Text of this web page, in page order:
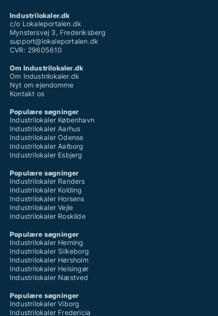
Industrilokaler.dk
c/o Lokaleportalen.dk
Mynstersvej 3, Frederiksberg
support@lokaleportalen.dk
CVR: 29605610
Om Industrilokaler.dk
Om Industrilokaler.dk
Nyt om ejendomme
Kontakt os
Populære søgninger
Industrilokaler København
Industrilokaler Aarhus
Industrilokaler Odense
Industrilokaler Aalborg
Industrilokaler Esbjerg
Populære søgninger
Industrilokaler Randers
Industrilokaler Kolding
Industrilokaler Horsens
Industrilokaler Vejle
Industrilokaler Roskilde
Populære søgninger
Industrilokaler Herning
Industrilokaler Silkeborg
Industrilokaler Hørsholm
Industrilokaler Helsingør
Industrilokaler Næstved
Populære søgninger
Industrilokaler Viborg
Industrilokaler Fredericia